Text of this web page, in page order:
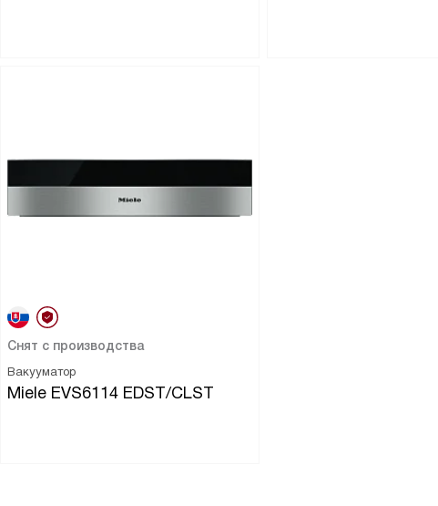
Вакууматор
Miele EVS6114 EDST/CLST
Снят с производства